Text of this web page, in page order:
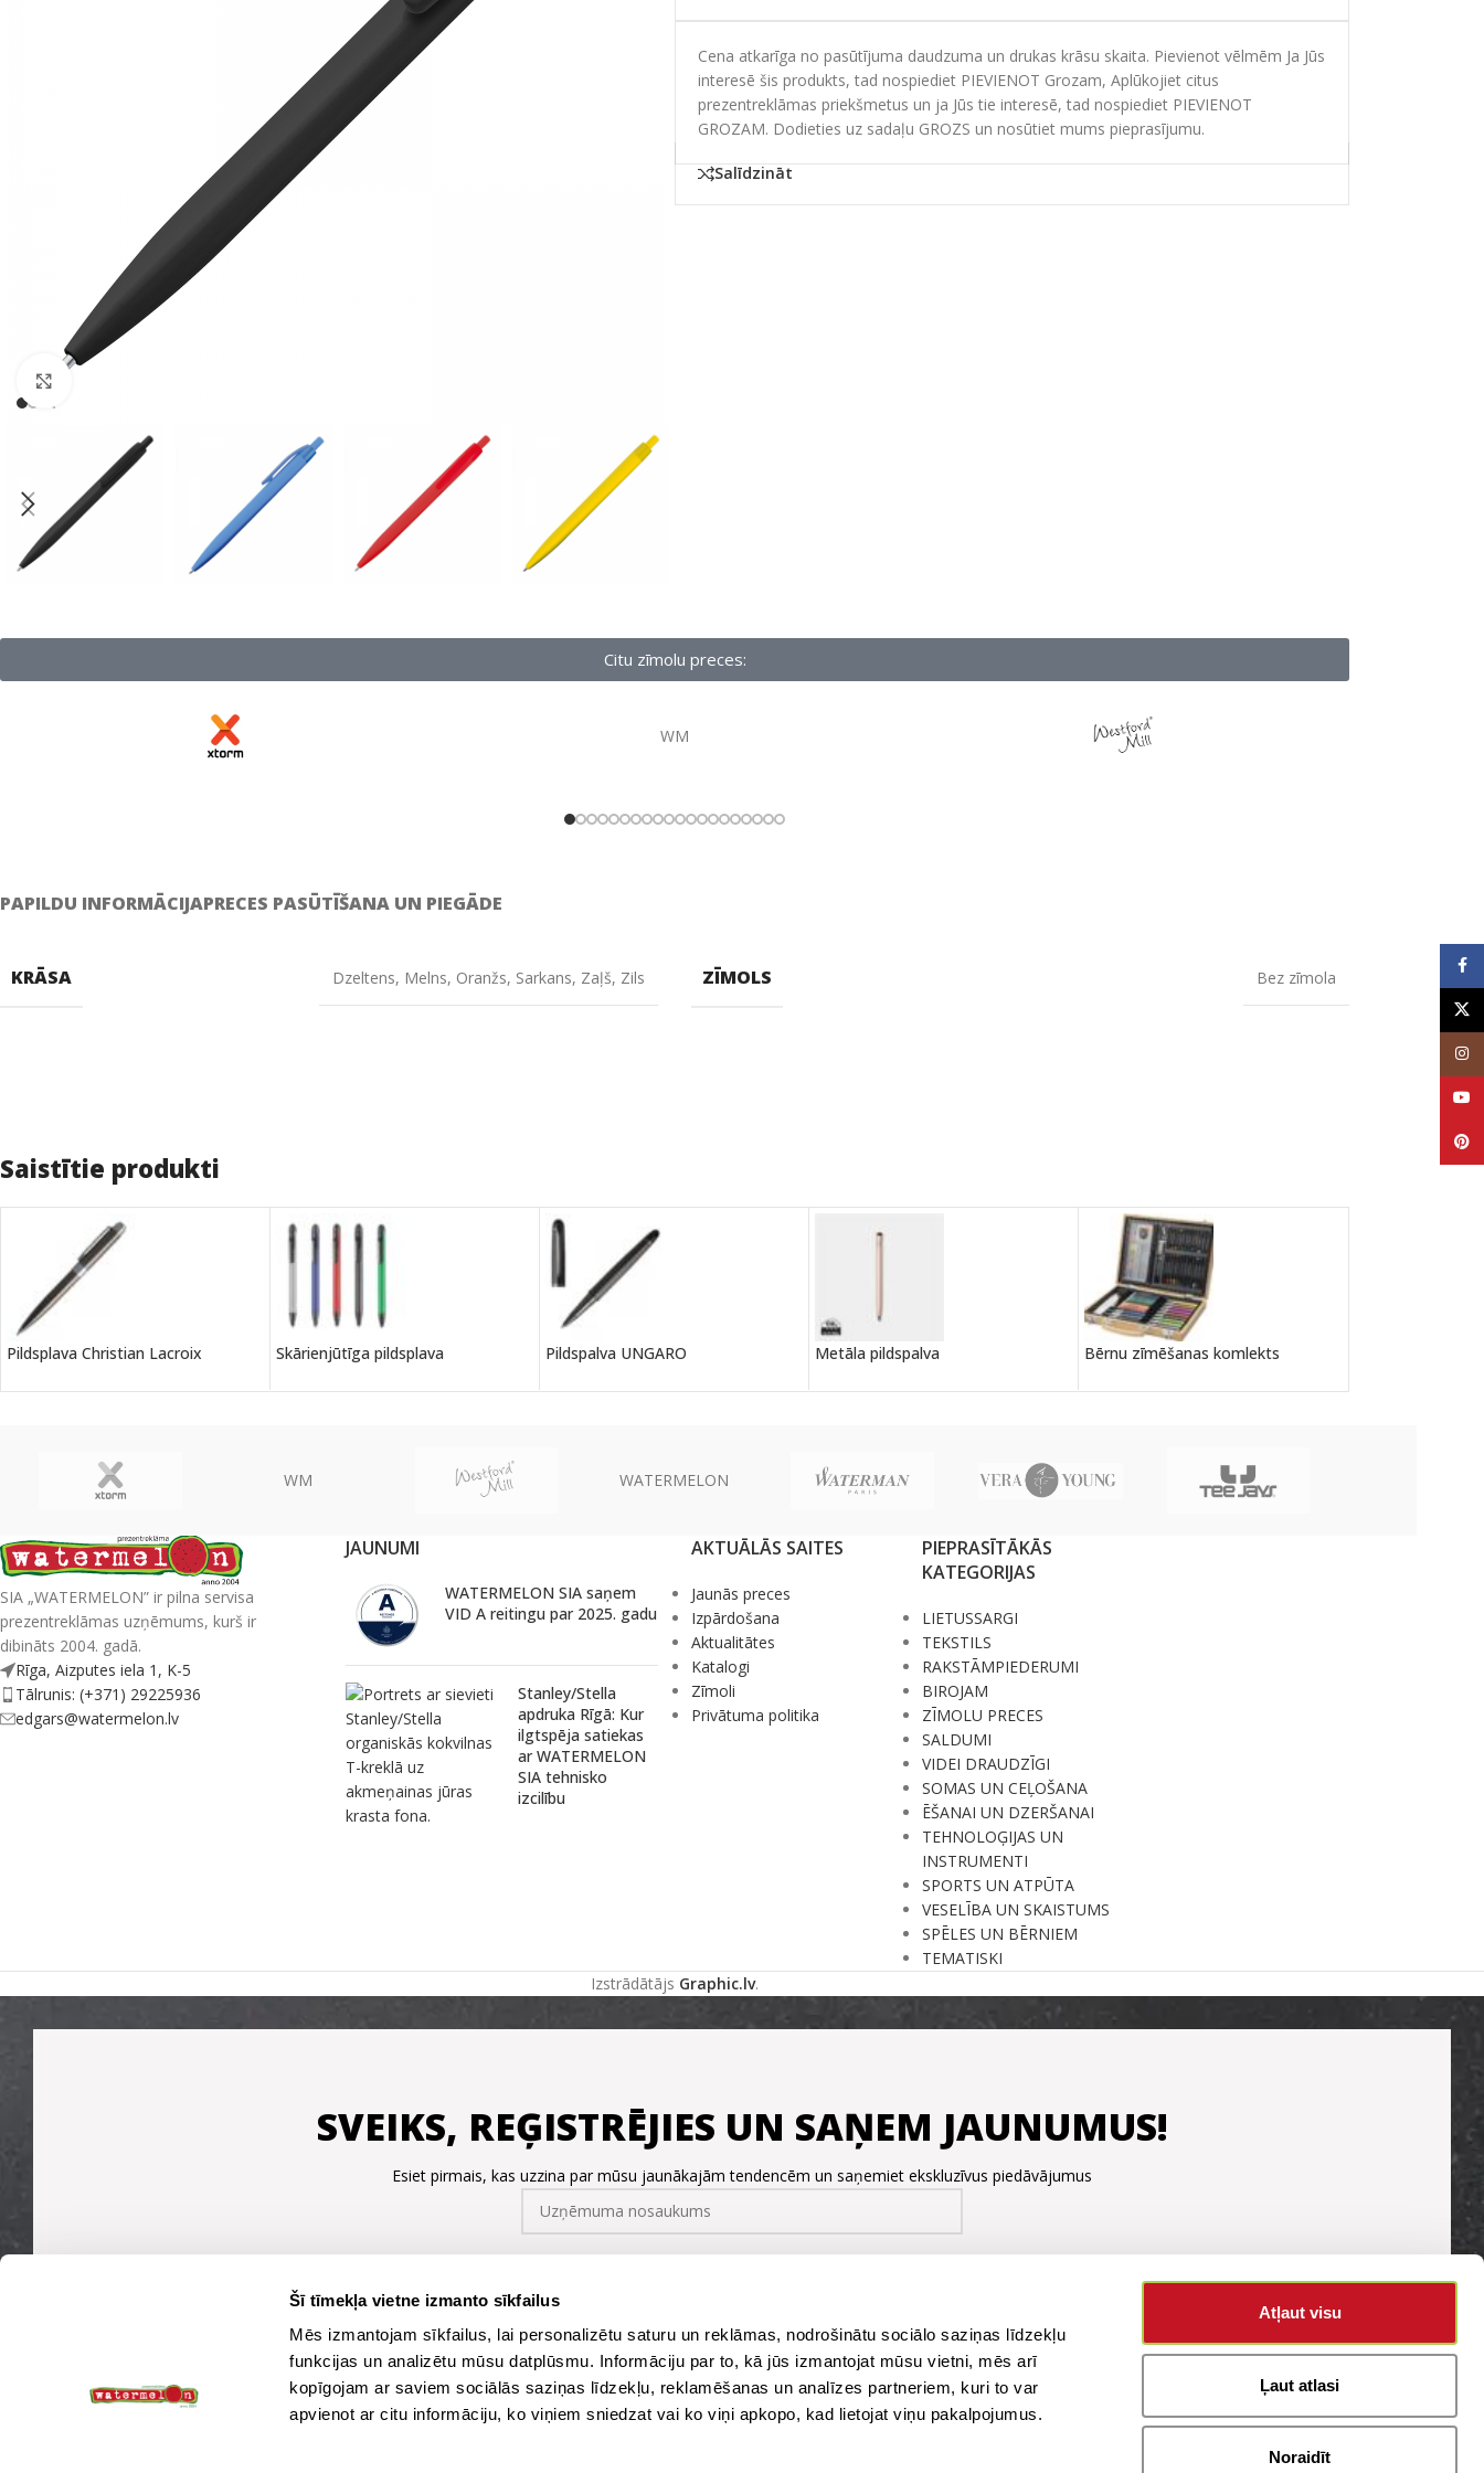
Šī tīmekļa vietne izmanto sīkfailus
Mēs izmantojam sīkfailus, lai personalizētu saturu un reklāmas, nodrošinātu sociālo saziņas līdzekļu
funkcijas un analizētu mūsu datplūsmu. Informāciju par to, kā jūs izmantojat mūsu vietni, mēs arī
kopīgojam ar saviem sociālās saziņas līdzekļu, reklamēšanas un analīzes partneriem, kuri to var
apvienot ar citu informāciju, ko viņiem sniedzat vai ko viņi apkopo, kad lietojat viņu pakalpojumus.
Atļaut visu
Ļaut atlasi
Noraidīt
Cena atkarīga no pasūtījuma daudzuma un drukas krāsu skaita. Pievienot vēlmēm Ja Jūs
interesē šis produkts, tad nospiediet PIEVIENOT Grozam, Aplūkojiet citus
prezentreklāmas priekšmetus un ja Jūs tie interesē, tad nospiediet PIEVIENOT
GROZAM. Dodieties uz sadaļu GROZS un nosūtiet mums pieprasījumu.
Salīdzināt
Citu zīmolu preces:
WM
PAPILDU INFORMĀCIJAPRECES PASŪTĪŠANA UN PIEGĀDE
KRĀSA Dzeltens, Melns, Oranžs, Sarkans, Zaļš, Zils ZĪMOLS Bez zīmola
Saistītie produkti
Pildsplava Christian Lacroix Skārienjūtīga pildsplava Pildspalva UNGARO Metāla pildspalva Bērnu zīmēšanas komlekts
WM WATERMELON
SIA „WATERMELON” ir pilna servisa
prezentreklāmas uzņēmums, kurš ir
dibināts 2004. gadā.
Rīga, Aizputes iela 1, K-5
Tālrunis: (+371) 29225936
edgars@watermelon.lv
JAUNUMI
WATERMELON SIA saņem
VID A reitingu par 2025. gadu
Stanley/Stella
apdruka Rīgā: Kur
ilgtspēja satiekas
ar WATERMELON
SIA tehnisko
izcilību
AKTUĀLĀS SAITES
Jaunās preces
Izpārdošana
Aktualitātes
Katalogi
Zīmoli
Privātuma politika
PIEPRASĪTĀKĀS
KATEGORIJAS
LIETUSSARGI
TEKSTILS
RAKSTĀMPIEDERUMI
BIROJAM
ZĪMOLU PRECES
SALDUMI
VIDEI DRAUDZĪGI
SOMAS UN CEĻOŠANA
ĒŠANAI UN DZERŠANAI
TEHNOLOĢIJAS UN
INSTRUMENTI
SPORTS UN ATPŪTA
VESELĪBA UN SKAISTUMS
SPĒLES UN BĒRNIEM
TEMATISKI
Izstrādātājs Graphic.lv.
SVEIKS, REĢISTRĒJIES UN SAŅEM JAUNUMUS!
Esiet pirmais, kas uzzina par mūsu jaunākajām tendencēm un saņemiet ekskluzīvus piedāvājumus